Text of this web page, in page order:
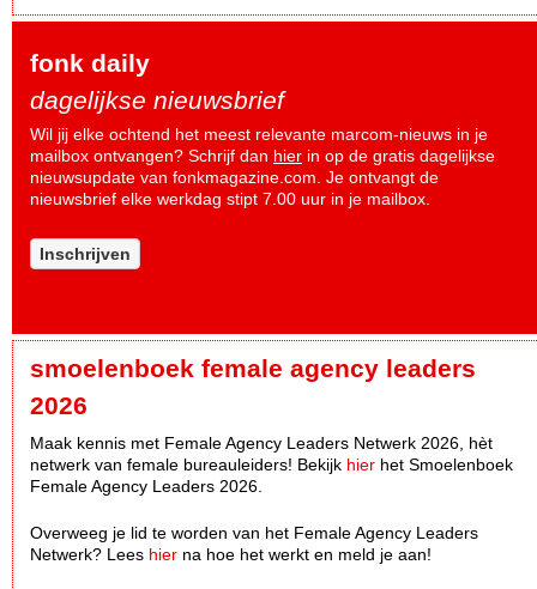
fonk daily
dagelijkse nieuwsbrief
Wil jij elke ochtend het meest relevante marcom-nieuws in je
mailbox ontvangen? Schrijf dan hier in op de gratis dagelijkse
nieuwsupdate van fonkmagazine.com. Je ontvangt de
nieuwsbrief elke werkdag stipt 7.00 uur in je mailbox.
Inschrijven
smoelenboek female agency leaders
2026
Maak kennis met Female Agency Leaders Netwerk 2026, hèt
netwerk van female bureauleiders! Bekijk hier het Smoelenboek
Female Agency Leaders 2026.
Overweeg je lid te worden van het Female Agency Leaders
Netwerk? Lees hier na hoe het werkt en meld je aan!